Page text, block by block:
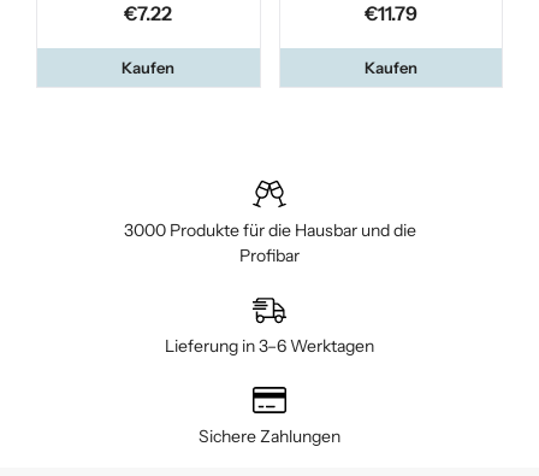
€7.22
Kaufen
€11.79
Kaufen
3000 Produkte für die Hausbar und die
Profibar
Lieferung in 3–6 Werktagen
Sichere Zahlungen